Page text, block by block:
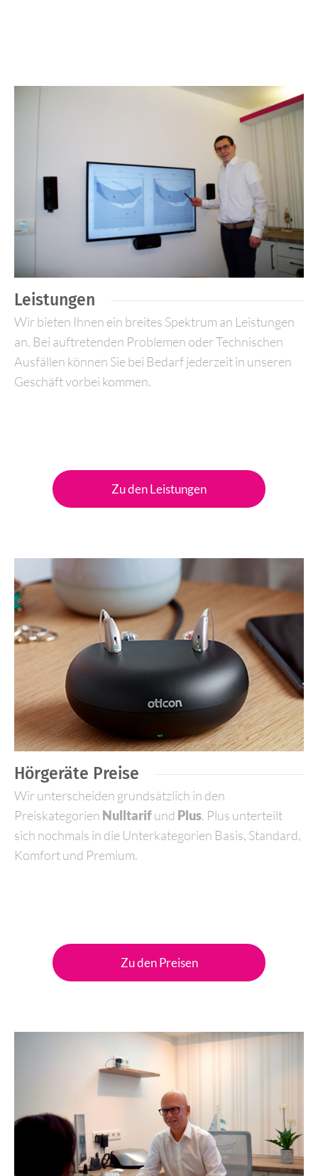
Leistungen
Wir bieten Ihnen ein breites Spektrum an Leistungen
an. Bei auftretenden Problemen oder Technischen
Ausfällen können Sie bei Bedarf jederzeit in unseren
Geschäft vorbei kommen.
Zu den Leistungen
Hörgeräte Preise
Wir unterscheiden grundsätzlich in den
Preiskategorien Nulltarifund Plus. Plus unterteilt
sich nochmals in die Unterkategorien Basis, Standard,
Komfort und Premium.
Zu den Preisen